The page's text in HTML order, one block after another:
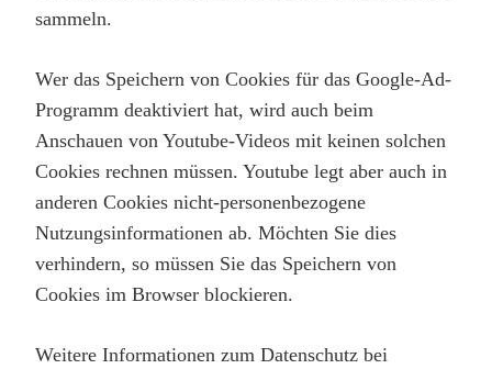
sammeln.
Wer das Speichern von Cookies für das Google-Ad-
Programm deaktiviert hat, wird auch beim
Anschauen von Youtube-Videos mit keinen solchen
Cookies rechnen müssen. Youtube legt aber auch in
anderen Cookies nicht-personenbezogene
Nutzungsinformationen ab. Möchten Sie dies
verhindern, so müssen Sie das Speichern von
Cookies im Browser blockieren.
Weitere Informationen zum Datenschutz bei